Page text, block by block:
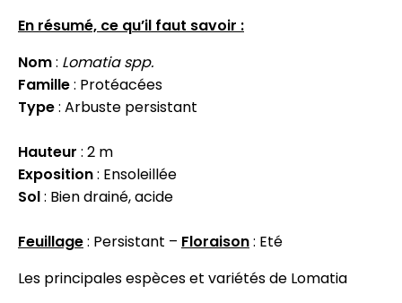
En résumé, ce qu’il faut savoir :
Nom: Lomatia spp.
Famille: Protéacées
Type: Arbuste persistant
Hauteur : 2 m
Exposition: Ensoleillée
Sol: Bien drainé, acide
Feuillage: Persistant – Floraison: Eté
Les principales espèces et variétés de Lomatia